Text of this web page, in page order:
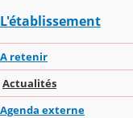
L'établissement
A retenir
Actualités
Agenda externe